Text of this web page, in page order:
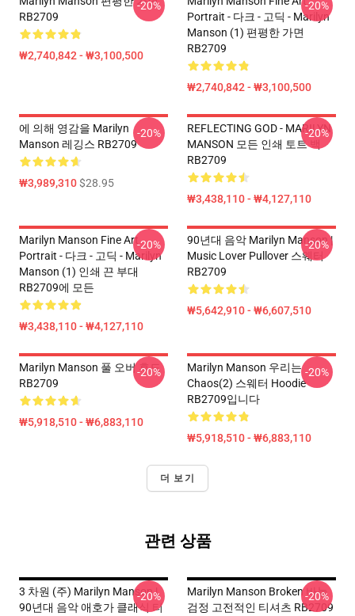
RB2709
₩2,740,842 - ₩3,100,500
-20%
Portrait - 다크 - 고딕 - Marilyn
Manson (1) 편평한 가면
RB2709
₩2,740,842 - ₩3,100,500
-20%
에 의해 영감을 Marilyn
Manson 레깅스 RB2709
₩3,989,310$28.95
-20%
REFLECTING GOD - MARILYN
MANSON 모든 인쇄 토트 백
RB2709
₩3,438,110 - ₩4,127,110
-20%
Marilyn Manson Fine Art
Portrait - 다크 - 고딕 - Marilyn
Manson (1) 인쇄 끈 부대
RB2709에 모든
₩3,438,110 - ₩4,127,110
-20%
90년대 음악 Marilyn Manson |
Music Lover Pullover 스웨터
RB2709
₩5,642,910 - ₩6,607,510
-20%
Marilyn Manson 풀 오버 후드
RB2709
₩5,918,510 - ₩6,883,110
-20%
Marilyn Manson 우리는
Chaos(2) 스웨터 Hoodie
RB2709입니다
₩5,918,510 - ₩6,883,110
-20%
더 보기
관련 상품
3 차원 (주) Marilyn Manson |
90년대 음악 애호가 클래식 티
-20%
Marilyn Manson Broken 바늘
검정 고전적인 티셔츠 RB2709
-20%